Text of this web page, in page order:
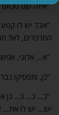
"איזה שם
"אבל יש לו
הסרפדים, לא?
"א… אדוני,
"כן, ותפסיקו
"כ… כ… כ… כן
יש… יש לו את…